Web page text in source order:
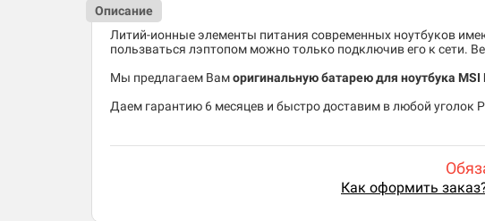
Описание
Литий-ионные элементы питания современных ноутбуков
пользваться лэптопом можно только подключив его к сети.
Мы предлагаем Ваморигинальную батарею для ноутбука MSI
Даем гарантию 6 месяцев и быстро доставим в любой уголок
Как оформить